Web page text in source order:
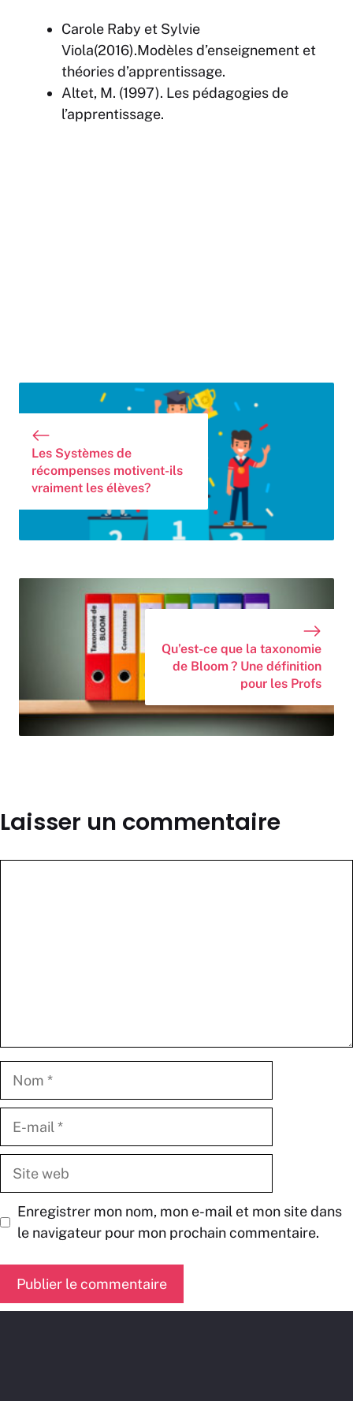
Carole Raby et Sylvie
Viola(2016).Modèles d’enseignement et
théories d’apprentissage.
Altet, M. (1997). Les pédagogies de
l’apprentissage.
Les Systèmes de
récompenses motivent-ils
vraiment les élèves?
Qu’est-ce que la taxonomie
de Bloom ? Une définition
pour les Profs
Laisser un commentaire
Nom
Site
Enregistrer mon nom, mon e-mail et mon site dans
le navigateur pour mon prochain commentaire.